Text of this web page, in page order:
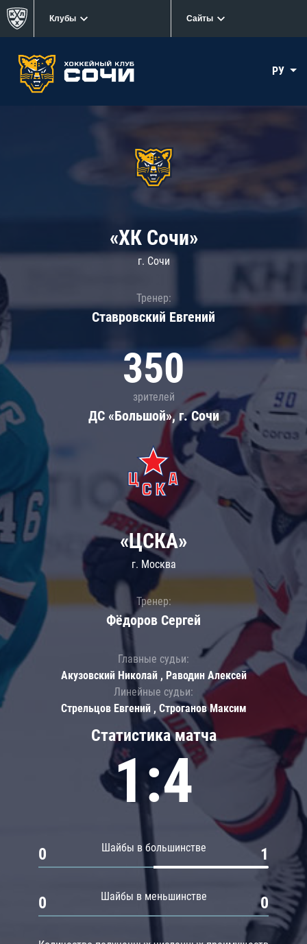
Клубы Сайты
РУ
«ХК Сочи»
г. Сочи
Тренер:
Ставровский Евгений
350
зрителей
ДС «Большой», г. Сочи
Статистика матча
1:4
Шайбы в большинстве
0 1
Шайбы в меньшинстве
0 0
«ЦСКА»
г. Москва
Тренер:
Фёдоров Сергей
Главные судьи:
Акузовский Николай , Раводин Алексей
Линейные судьи:
Стрельцов Евгений , Строганов Максим